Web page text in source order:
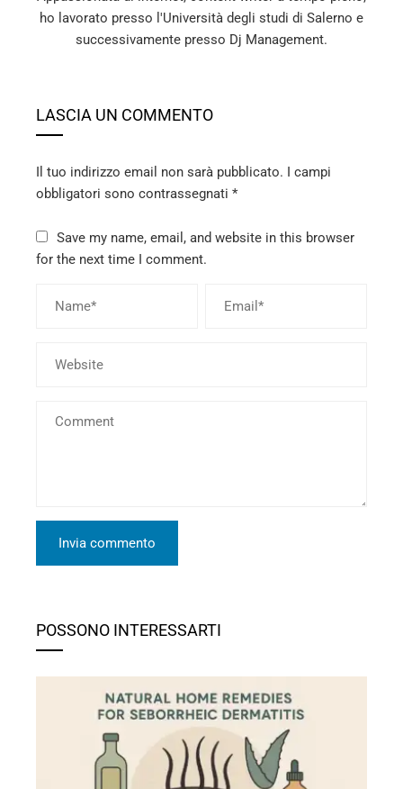
ho lavorato presso l'Università degli studi di Salerno e
successivamente presso Dj Management.
LASCIA UN COMMENTO
Il tuo indirizzo email non sarà pubblicato. I campi
obbligatori sono contrassegnati *
Save my name, email, and website in this browser
for the next time I comment.
POSSONO INTERESSARTI